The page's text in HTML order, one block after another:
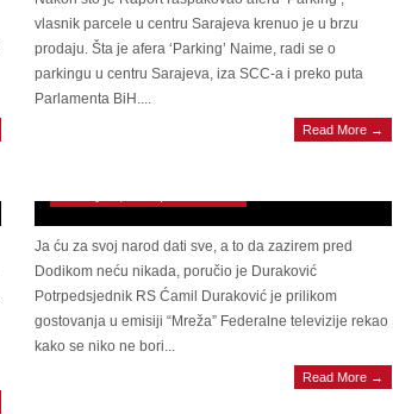
vlasnik parcele u centru Sarajeva krenuo je u brzu
prodaju. Šta je afera ‘Parking’ Naime, radi se o
parkingu u centru Sarajeva, iza SCC-a i preko puta
Parlamenta BiH....
Read More →
POTPREDSJEDNIK RS Duraković: Niko se ne
bori za državu, svi se bore ko će biti u vlasti, a
Ja ću za svoj narod dati sve, a to da zazirem pred
Dodikom neću nikada, poručio je Duraković
Potrpedsjednik RS Ćamil Duraković je prilikom
gostovanja u emisiji “Mreža” Federalne televizije rekao
kako se niko ne bori...
Read More →